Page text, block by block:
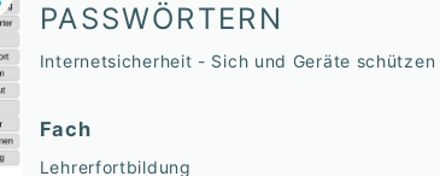
PASSWÖRTERN
Internetsicherheit - Sich und Geräte schützen
Fach
Lehrerfortbildung